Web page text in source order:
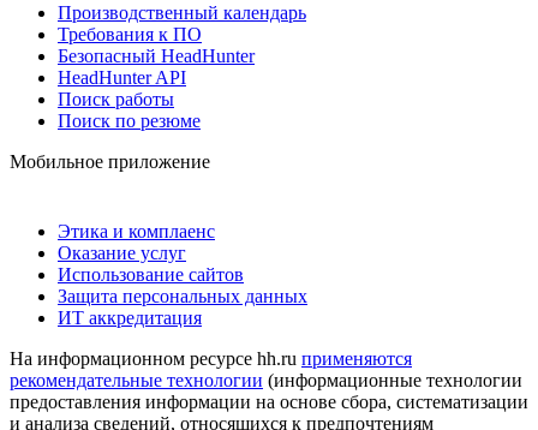
Производственный календарь
Требования к ПО
Безопасный HeadHunter
HeadHunter API
Поиск работы
Поиск по резюме
Мобильное приложение
Этика и комплаенс
Оказание услуг
Использование сайтов
Защита персональных данных
ИТ аккредитация
На информационном ресурсе hh.ru применяются
рекомендательные технологии (информационные технологии
предоставления информации на основе сбора, систематизации
и анализа сведений, относящихся к предпочтениям